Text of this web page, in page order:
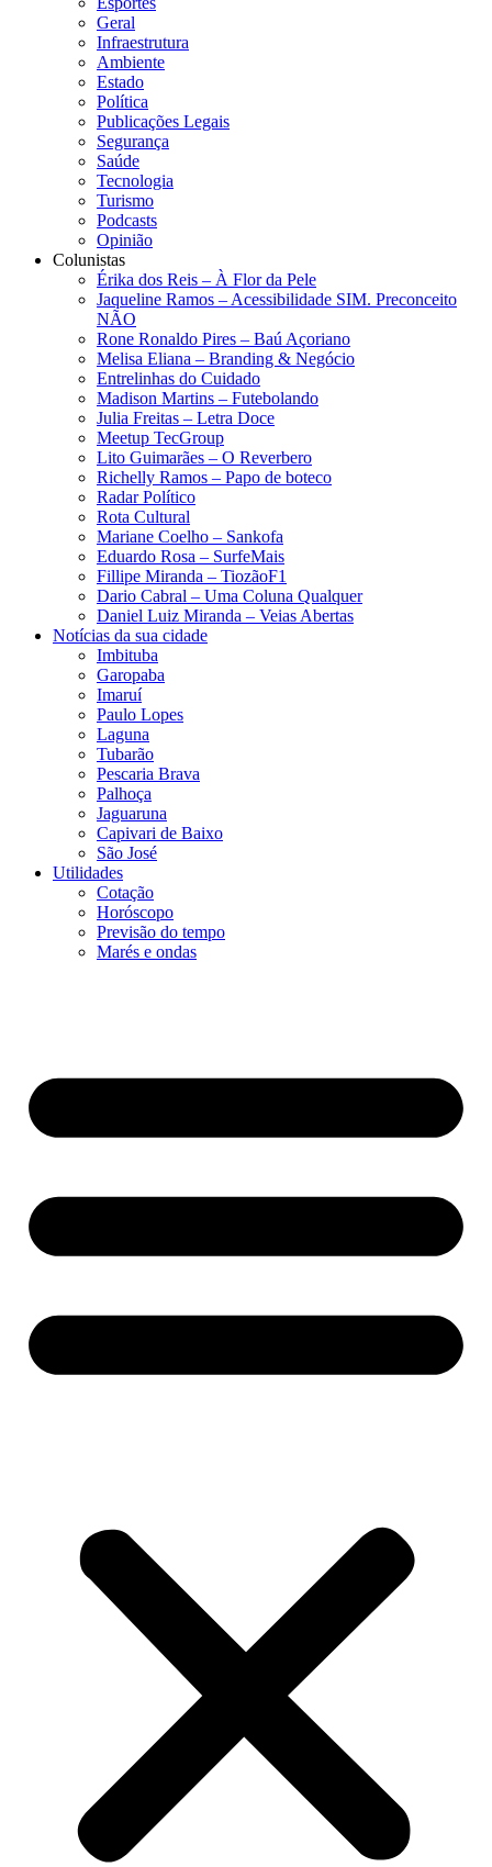
Geral
Infraestrutura
Ambiente
Estado
Política
Publicações Legais
Segurança
Saúde
Tecnologia
Turismo
Podcasts
Opinião
Colunistas
Érika dos Reis​ – À Flor da Pele
Jaqueline Ramos – Acessibilidade SIM. Preconceito
NÃO
Rone Ronaldo Pires – Baú Açoriano
Melisa Eliana – Branding & Negócio
Entrelinhas do Cuidado
Madison Martins – Futebolando
Julia Freitas​ – Letra Doce
Meetup TecGroup
Lito Guimarães – O Reverbero
Richelly Ramos​ – Papo de boteco
Radar Político
Rota Cultural
Mariane Coelho – Sankofa
Eduardo Rosa​ – SurfeMais
Fillipe Miranda – TiozãoF1
Dario Cabral – Uma Coluna Qualquer
Daniel Luiz Miranda – Veias Abertas
Notícias da sua cidade
Imbituba
Garopaba
Imaruí
Paulo Lopes
Laguna
Tubarão
Pescaria Brava
Palhoça
Jaguaruna
Capivari de Baixo
São José
Utilidades
Cotação
Horóscopo
Previsão do tempo
Marés e ondas